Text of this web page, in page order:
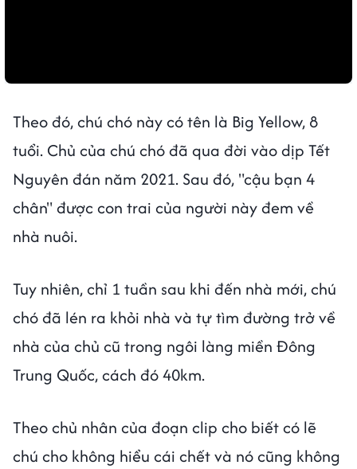
Theo đó, chú chó này có tên là Big Yellow, 8
tuổi. Chủ của chú chó đã qua đời vào dịp Tết
Nguyên đán năm 2021. Sau đó, "cậu bạn 4
chân" được con trai của người này đem về
nhà nuôi.
Tuy nhiên, chỉ 1 tuần sau khi đến nhà mới, chú
chó đã lén ra khỏi nhà và tự tìm đường trở về
nhà của chủ cũ trong ngôi làng miền Đông
Trung Quốc, cách đó 40km.
Theo chủ nhân của đoạn clip cho biết có lẽ
chú cho không hiểu cái chết và nó cũng không